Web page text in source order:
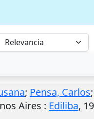
; Pensa, Carlos;
Aires : Ediliba,